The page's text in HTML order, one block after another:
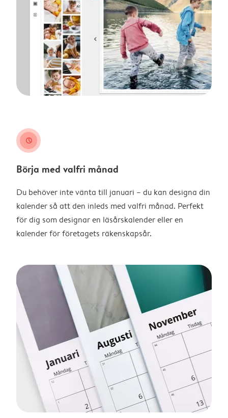
clock
Börja med valfri månad
Du behöver inte vänta till januari – du kan designa din
kalender så att den inleds med valfri månad. Perfekt
för dig som designar en läsårskalender eller en
kalender för företagets räkenskapsår.